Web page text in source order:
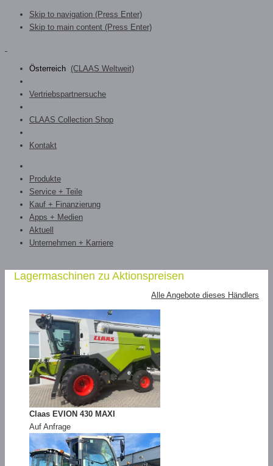
Skip to navigation (Press Enter)
Skip to main content (Press Enter)
Österreich (CLAAS Weltweit)
Vertriebspartnersuche
CLAAS Collection Shop
Kontakt
Produkte
Service + Teile
Kauf + Finanzierung
Apps + Medien
Aktuell
Unternehmen + Karriere
Lagermaschinen zu Aktionspreisen
Alle Angebote dieses Händlers
Claas EVION 430 MAXI
Auf Anfrage